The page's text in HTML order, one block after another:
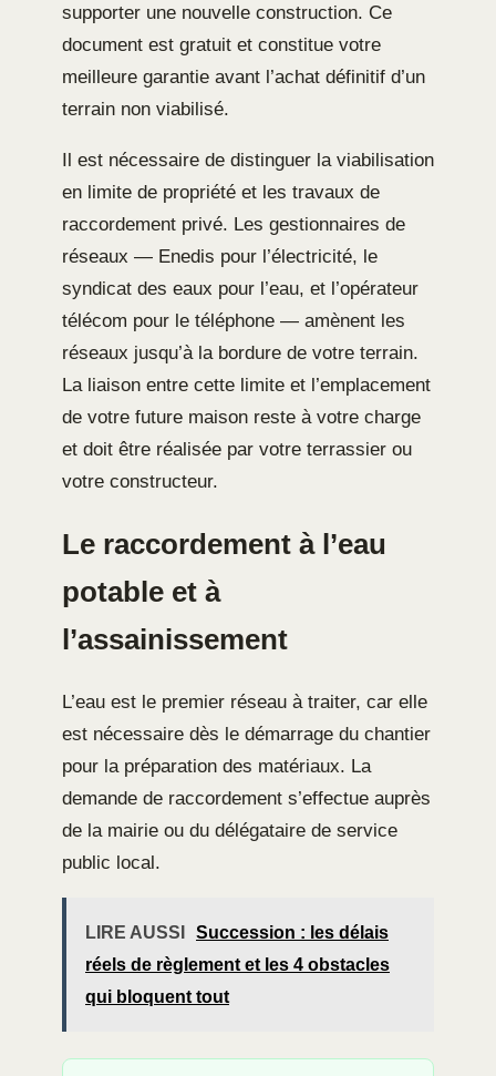
supporter une nouvelle construction. Ce
document est gratuit et constitue votre
meilleure garantie avant l’achat définitif d’un
terrain non viabilisé.
Il est nécessaire de distinguer la viabilisation
en limite de propriété et les travaux de
raccordement privé. Les gestionnaires de
réseaux — Enedis pour l’électricité, le
syndicat des eaux pour l’eau, et l’opérateur
télécom pour le téléphone — amènent les
réseaux jusqu’à la bordure de votre terrain.
La liaison entre cette limite et l’emplacement
de votre future maison reste à votre charge
et doit être réalisée par votre terrassier ou
votre constructeur.
Le raccordement à l’eau
potable et à
l’assainissement
L’eau est le premier réseau à traiter, car elle
est nécessaire dès le démarrage du chantier
pour la préparation des matériaux. La
demande de raccordement s’effectue auprès
de la mairie ou du délégataire de service
public local.
LIRE AUSSI
Succession : les délais
réels de règlement et les 4 obstacles
qui bloquent tout